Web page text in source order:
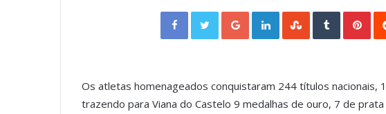
Facebook Twitter Google+ LinkedIn StumbleUpon Tumblr
Os atletas homenageados conquistaram 244 títulos nacionais,
trazendo para Viana do Castelo 9 medalhas de ouro, 7 de